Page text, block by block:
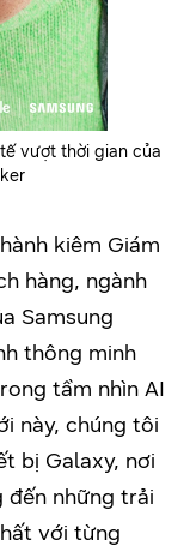
vượt thời gian của
kiêm Giám
hàng, ngành
Samsung
thông minh
tầm nhìn AI
này, chúng tôi
bị Galaxy, nơi
đến những trải
với từng